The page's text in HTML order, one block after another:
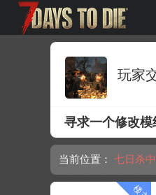
玩家
寻求一个修改
当前位置： 七日杀